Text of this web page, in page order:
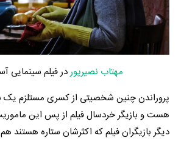
مهتاب نصیرپوردر فیلم سینمایی
پروراندن چنین شخصیتی از کسری مستلزم یک
هست و بازیگر خردسال فیلم از پس این
دیگر بازیگران فیلم که اکثرشان ستاره